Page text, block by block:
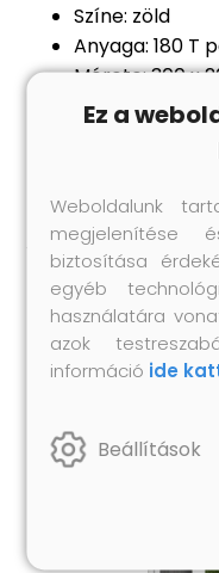
Színe: zöld
Anyaga: 180 T
Mérete: 300 x
UV álló
Egyszerűen
6 cöveket és
Ez a
Weboldalunk
megjelenítése
biztosítása
egyéb
használatára
azok
információ ide
Beállítások